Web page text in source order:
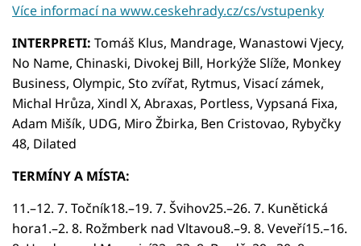
Více informací na www.ceskehrady.cz/cs/vstupenky
INTERPRETI: Tomáš Klus, Mandrage, Wanastowi Vjecy,
No Name, Chinaski, Divokej Bill, Horkýže Slíže, Monkey
Business, Olympic, Sto zvířat, Rytmus, Visací zámek,
Michal Hrůza, Xindl X, Abraxas, Portless, Vypsaná Fixa,
Adam Mišík, UDG, Miro Žbirka, Ben Cristovao, Rybyčky
48, Dilated
TERMÍNY A MÍSTA:
11.–12. 7. Točník18.–19. 7. Švihov25.–26. 7. Kunětická
hora1.–2. 8. Rožmberk nad Vltavou8.–9. 8. Veveří15.–16.